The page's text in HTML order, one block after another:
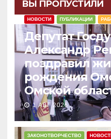
ВЫ ПРОПУСТИЛИ
НОВОСТИ ПУБЛИКАЦИИ
Депутат
Александр
поздравил
рождения
Омской
1 АВГ 2026
ЗАКОНОТВОРЧЕСТВО